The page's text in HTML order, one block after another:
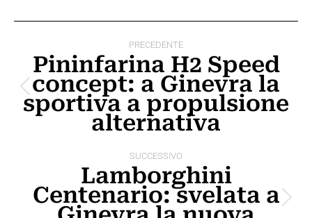
tra
post
PRECEDENTE
Post
precedente:
Pininfarina H2 Speed
concept: a Ginevra la
sportiva a propulsione
alternativa
SUCCESSIVO
Prossimo
Lamborghini
Centenario: svelata a